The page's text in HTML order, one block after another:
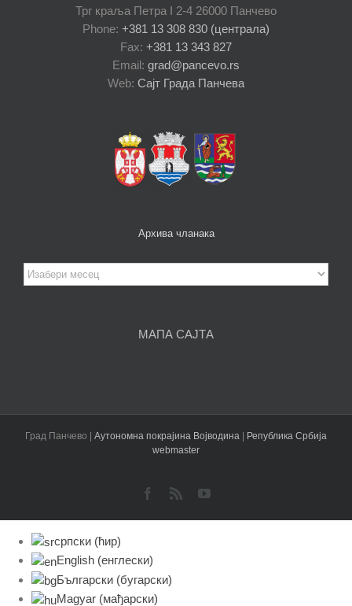
Трг краља Петра I 2-4 26000 Панчево
Phone: +381 13 308 830 (централа)
Fax: +381 13 343 827
Email: grad@pancevo.rs
Web: Сајт Града Панчева
Архива чланака
Архива
чланака
МАПА САЈТА
Град Панчево | Аутономна покрајина Војводина | Република Србија
webmaster
Facebook
Rss YouTube
српски (ћир)
English (енглески)
Български (бугарски)
Magyar (мађарски)